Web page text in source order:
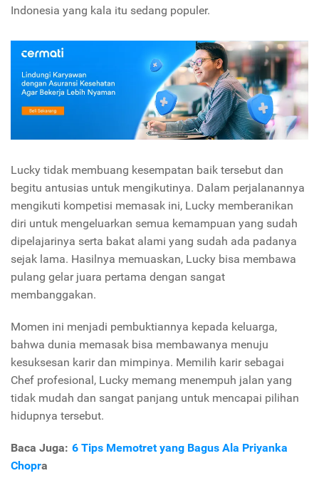
Indonesia yang kala itu sedang populer.
Lucky tidak membuang kesempatan baik tersebut dan
begitu antusias untuk mengikutinya. Dalam perjalanannya
mengikuti kompetisi memasak ini, Lucky memberanikan
diri untuk mengeluarkan semua kemampuan yang sudah
dipelajarinya serta bakat alami yang sudah ada padanya
sejak lama. Hasilnya memuaskan, Lucky bisa membawa
pulang gelar juara pertama dengan sangat
membanggakan.
Momen ini menjadi pembuktiannya kepada keluarga,
bahwa dunia memasak bisa membawanya menuju
kesuksesan karir dan mimpinya. Memilih karir sebagai
Chef profesional, Lucky memang menempuh jalan yang
tidak mudah dan sangat panjang untuk mencapai pilihan
hidupnya tersebut.
Baca Juga: 6 Tips Memotret yang Bagus Ala Priyanka
Chopra